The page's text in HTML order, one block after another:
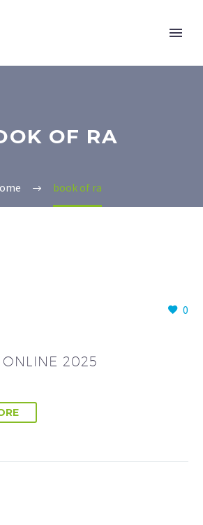
OF RA
book of ra
0
2025